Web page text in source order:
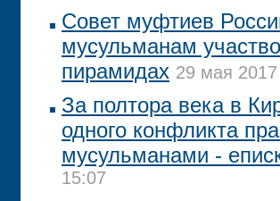
Совет муфтиев
мусульманам
пирамидах 29 мая
За полтора века в
одного конфликта
мусульманами -
15:07